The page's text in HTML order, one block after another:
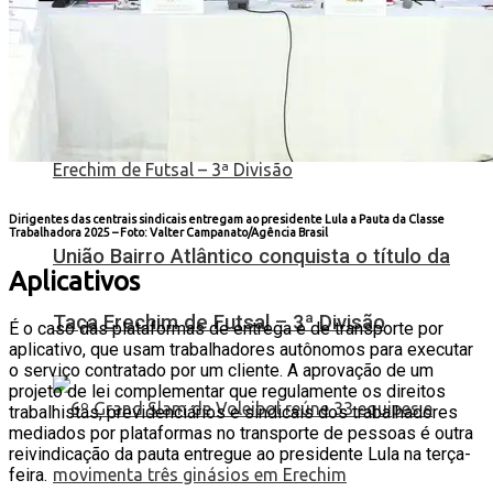
pódios no Estadual de Bochas
União Bairro Atlântico conquista o título da
Taça Erechim de Futsal – 3ª Divisão
Dirigentes das centrais sindicais entregam ao presidente Lula a Pauta da Classe
Trabalhadora 2025 –Foto: Valter Campanato/Agência Brasil
Aplicativos
É o caso das plataformas de entrega e de transporte por
aplicativo, que usam trabalhadores autônomos para executar
o serviço contratado por um cliente. A aprovação de um
projeto de lei complementar que regulamente os direitos
trabalhistas, previdenciários e sindicais dos trabalhadores
mediados por plataformas no transporte de pessoas é outra
reivindicação da pauta entregue ao presidente Lula na terça-
feira.